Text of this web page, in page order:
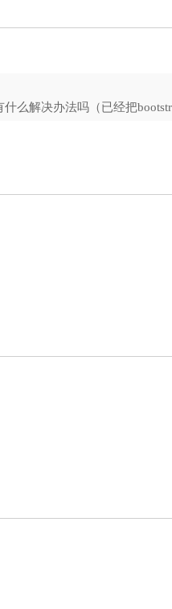
么解决办法吗（已经把